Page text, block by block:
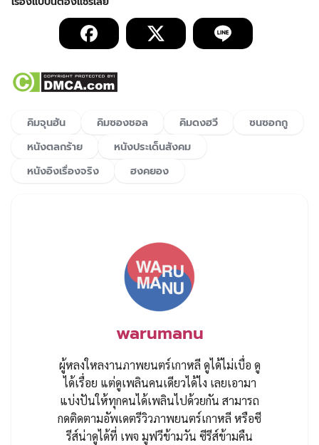
คิมจุนฮัน คิมซองชอล คิมดงฮวี
ซนซอกกู
หนังตลกร้าย
หนังประเด็นสังคม
หนังอิงเรื่องจริง
ฮงคยอง
warumanu
ผู้หลงใหลงานภาพยนตร์เกาหลี ดูได้ไม่เบื่อ ดู
ได้เรื่อย แต่ดูเพลินคนเดียวได้ไง เลยเอามา
แบ่งปันให้ทุกคนได้เพลินไปด้วยกัน สามารถ
กดติดตามอัพเดตรีวิวภาพยนตร์เกาหลี หรือซี
รีส์น่าดูได้ที่ เพจ มูฟวีข้ามวัน ซีรีส์ข้ามคืน